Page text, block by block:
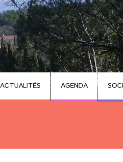
ACTUALITÉS AGENDA